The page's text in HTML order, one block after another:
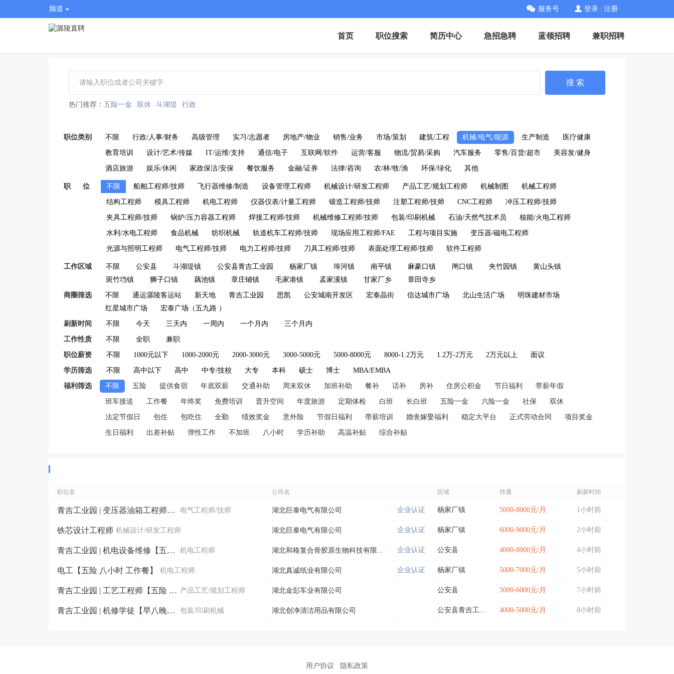
频道 服务号 登录 注册
首页 职位搜索 简历中心 急招急聘 蓝领招聘 兼职招聘
搜 索
热门推荐： 五险一金 双休 斗湖堤 行政
职位类别 不限 行政/人事/财务 高级管理 实习/志愿者 房地产/物业 销售/业务 市场/策划 建筑/工程 机械/电气/能源 生产制造 医疗健康
教育培训 设计/艺术/传媒 IT/运维/支持 通信/电子 互联网/软件 运营/客服 物流/贸易/采购 汽车服务 零售/百货/超市 美容发/健身
酒店旅游 娱乐/休闲 家政保洁/安保 餐饮服务 金融/证券 法律/咨询 农/林/牧/渔 环保/绿化 其他
职 位 不限 船舶工程师/技师 飞行器维修/制造 设备管理工程师 机械设计/研发工程师 产品工艺/规划工程师 机械制图 机械工程师
结构工程师 模具工程师 机电工程师 仪器仪表/计量工程师 锻造工程师/技师 注塑工程师/技师 CNC工程师 冲压工程师/技师
夹具工程师/技师 锅炉/压力容器工程师 焊接工程师/技师 机械维修工程师/技师 包装/印刷机械 石油/天然气技术员 核能/火电工程师
水利/水电工程师 食品机械 纺织机械 轨道机车工程师/技师 现场应用工程师/FAE 工程与项目实施 变压器/磁电工程师
光源与照明工程师 电气工程师/技师 电力工程师/技师 刀具工程师/技师 表面处理工程师/技师 软件工程师
工作区域 不限 公安县 斗湖堤镇 公安县青吉工业园 杨家厂镇 埠河镇 南平镇 麻豪口镇 闸口镇 夹竹园镇
黄山头镇
斑竹垱镇
狮子口镇 藕池镇 章庄铺镇 毛家港镇 孟家溪镇 甘家厂乡 章田寺乡
商圈筛选 不限 通运潺陵客运站 新天地 青吉工业园 思凯 公安城南开发区 宏泰晶街 信达城市广场 北山生活广场
明珠建材市场
红星城市广场
宏泰广场（五九路 ）
刷新时间 不限 今天 三天内 一周内 一个月内 三个月内
工作性质 不限 全职 兼职
职位薪资 不限 1000元以下 1000-2000元 2000-3000元 3000-5000元 5000-8000元 8000-1.2万元 1.2万-2万元 2万元以上 面议
学历筛选 不限 高中以下 高中 中专/技校 大专 本科 硕士 博士 MBA/EMBA
福利筛选 不限 五险 提供食宿 年底双薪 交通补助 周末双休 加班补助 餐补 话补 房补 住房公积金 节日福利 带薪年假
班车接送 工作餐 年终奖 免费培训 晋升空间 年度旅游 定期体检 白班 长白班 五险一金 六险一金 社保 双休
法定节假日 包住 包吃住 全勤 绩效奖金 意外险 节假日福利 带薪培训 婚丧嫁娶福利 稳定大平台 正式劳动合同 项目奖金
生日福利 出差补贴 弹性工作 不加班 八小时 学历补助 高温补贴 综合补贴
职位名 公司名 区域 待遇 刷新时间
青吉工业园 | 变压器油箱工程师【五险 提供食宿】 电气工程师/技师 湖北巨泰电气有限公司 企业认证 杨家厂镇 5000-8000元/月 1小时前
铁芯设计工程师 机械设计/研发工程师 湖北巨泰电气有限公司 企业认证 杨家厂镇 6000-9000元/月 2小时前
青吉工业园 | 机电设备维修【五险 工作餐 】 机电工程师 湖北和格复合骨胶原生物科技有限... 企业认证 公安县 4000-8000元/月 4小时前
电工【五险 八小时 工作餐】 机电工程师 湖北真诚纸业有限公司 企业认证 杨家厂镇 5000-7000元/月 5小时前
青吉工业园 | 工艺工程师【五险 包吃住】 产品工艺/规划工程师 湖北金彭车业有限公司 公安县 5000-6000元/月 7小时前
青吉工业园 | 机修学徒【早八晚五、工作餐、师徒带教】 包装/印刷机械 湖北创净清洁用品有限公司 公安县青吉工业园 4000-5000元/月 8小时前
用户协议 隐私政策